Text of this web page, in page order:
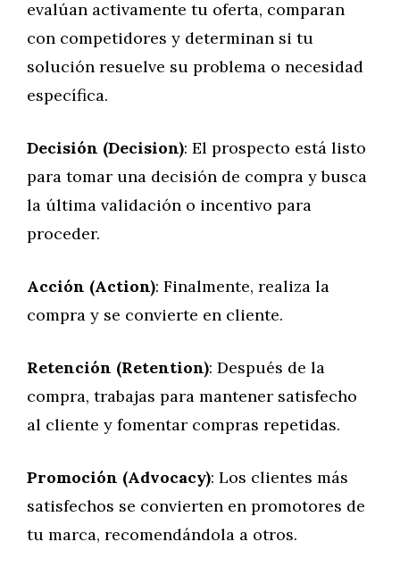
evalúan activamente tu oferta, comparan
con competidores y determinan si tu
solución resuelve su problema o necesidad
específica.
Decisión (Decision): El prospecto está listo
para tomar una decisión de compra y busca
la última validación o incentivo para
proceder.
Acción (Action): Finalmente, realiza la
compra y se convierte en cliente.
Retención (Retention): Después de la
compra, trabajas para mantener satisfecho
al cliente y fomentar compras repetidas.
Promoción (Advocacy): Los clientes más
satisfechos se convierten en promotores de
tu marca, recomendándola a otros.